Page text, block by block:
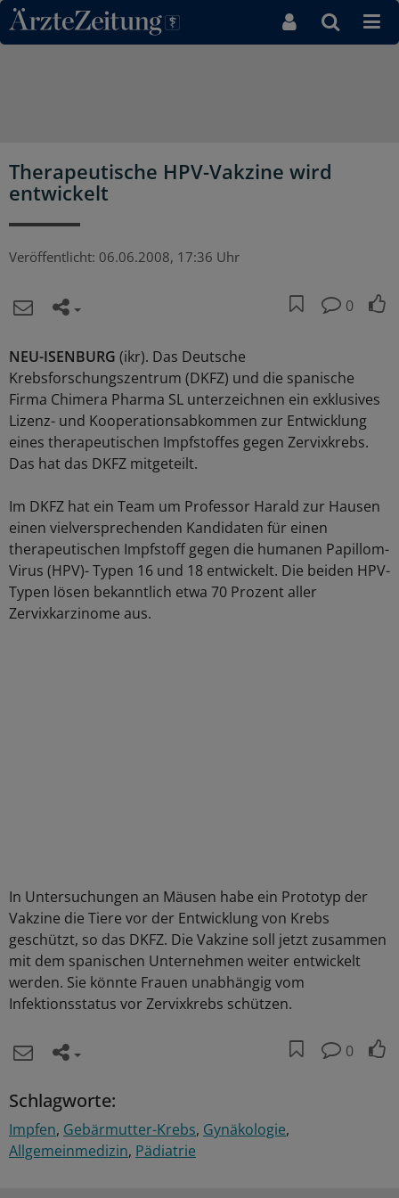
Direkt zum Inhaltsbereich
Therapeutische HPV-Vakzine wird
entwickelt
Veröffentlicht: 06.06.2008, 17:36 Uhr
0
NEU-ISENBURG (ikr). Das Deutsche
Krebsforschungszentrum (DKFZ) und die spanische
Firma Chimera Pharma SL unterzeichnen ein exklusives
Lizenz- und Kooperationsabkommen zur Entwicklung
eines therapeutischen Impfstoffes gegen Zervixkrebs.
Das hat das DKFZ mitgeteilt.
Im DKFZ hat ein Team um Professor Harald zur Hausen
einen vielversprechenden Kandidaten für einen
therapeutischen Impfstoff gegen die humanen Papillom-
Virus (HPV)- Typen 16 und 18 entwickelt. Die beiden HPV-
Typen lösen bekanntlich etwa 70 Prozent aller
Zervixkarzinome aus.
In Untersuchungen an Mäusen habe ein Prototyp der
Vakzine die Tiere vor der Entwicklung von Krebs
geschützt, so das DKFZ. Die Vakzine soll jetzt zusammen
mit dem spanischen Unternehmen weiter entwickelt
werden. Sie könnte Frauen unabhängig vom
Infektionsstatus vor Zervixkrebs schützen.
0
Schlagworte:
Impfen Gebärmutter-Krebs Gynäkologie
Allgemeinmedizin Pädiatrie